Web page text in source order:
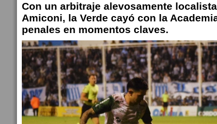
Con un arbitraje alevosamente
Amiconi, la Verde cayó con la
penales en momentos claves.